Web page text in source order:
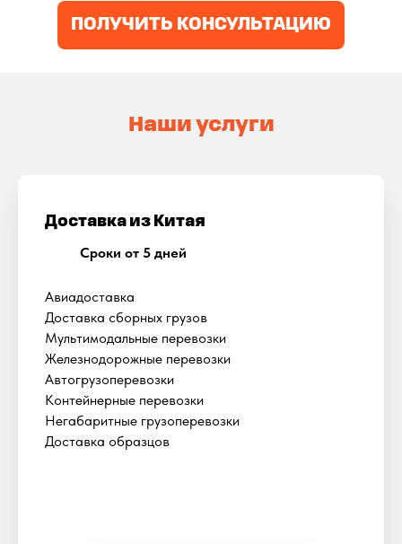
ПОЛУЧИТЬ КОНСУЛЬТАЦИЮ
Наши услуги
Доставка из Китая
Сроки от 5 дней
Авиадоставка
Доставка сборных грузов
Мультимодальные перевозки
Железнодорожные перевозки
Автогрузоперевозки
Контейнерные перевозки
Негабаритные грузоперевозки
Доставка образцов